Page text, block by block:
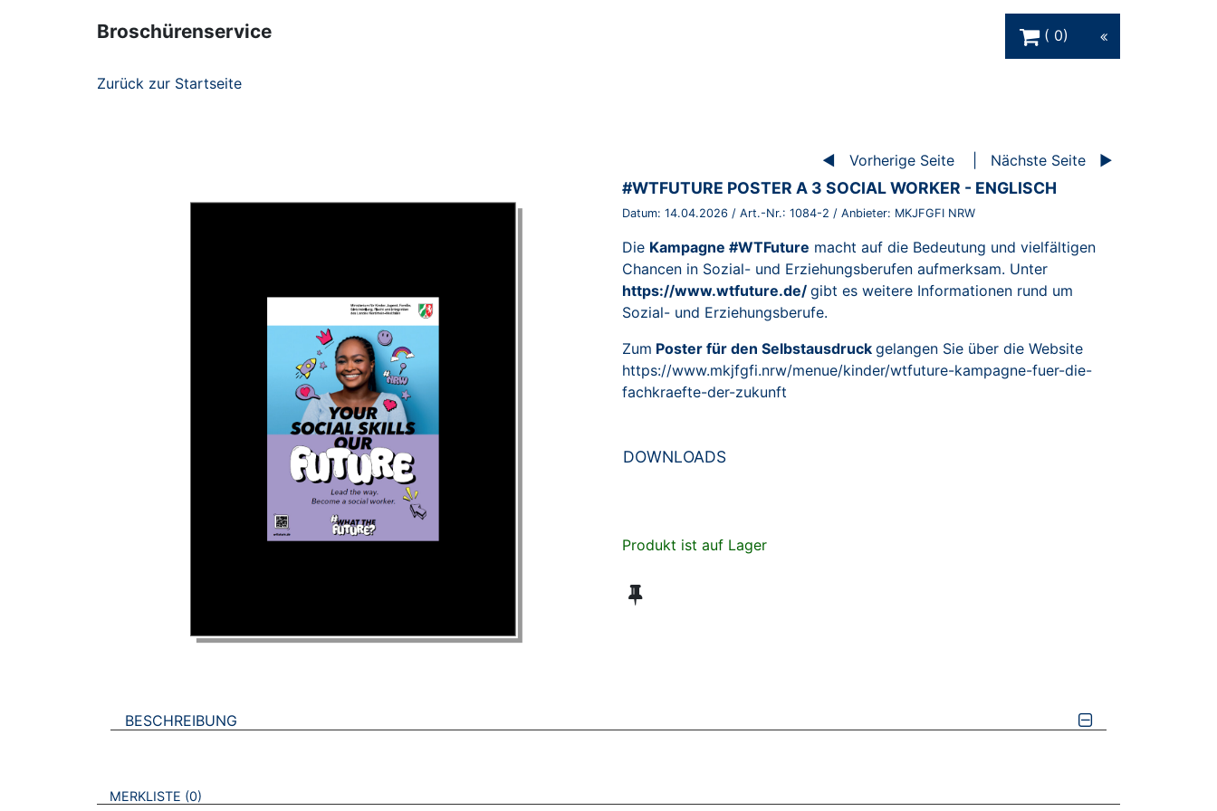
Broschürenservice
0
Zurück zur Startseite
Vorherige Seite Nächste Seite
BROSCHÜRE:
#WTFUTURE POSTER A 3 SOCIAL WORKER - ENGLISCH
Datum: 14.04.2026 / Art.-Nr.: 1084-2 / Anbieter: MKJFGFI NRW
Die Kampagne #WTFuture macht auf die Bedeutung und vielfältigen
Chancen in Sozial- und Erziehungsberufen aufmerksam. Unter
https://www.wtfuture.de/ gibt es weitere Informationen rund um
Sozial- und Erziehungsberufe.
Zum Poster für den Selbstausdruck gelangen Sie über die Website
https://www.mkjfgfi.nrw/menue/kinder/wtfuture-kampagne-fuer-die-
fachkraefte-der-zukunft
DOWNLOADS
Produkt ist auf Lager
BESCHREIBUNG
VERWEISE AUF VERMERKTE- ODER ZULETZT ANGESEHENE BROSCHÜREN
MERKLISTE 0